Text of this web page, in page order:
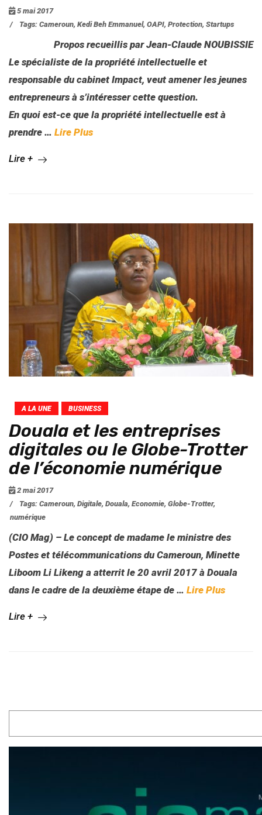
5 mai 2017
/
Tags: Cameroun, Kedi Beh Emmanuel, OAPI, Protection, Startups
Propos recueillis parJean-Claude NOUBISSIE
Le spécialiste de la propriété intellectuelle et
responsable du cabinet Impact, veut amener les jeunes
entrepreneurs à s’intéresser cette question.
En quoi est-ce que la propriété intellectuelle est à
prendre … Lire Plus
Lire +
A LA UNE BUSINESS
Douala et les entreprises
digitales ou le Globe-Trotter
de l’économie numérique
2 mai 2017
/
Tags: Cameroun, Digitale, Douala, Economie, Globe-Trotter,
numérique
(CIO Mag) – Le concept de madame le ministre des
Postes et télécommunications du Cameroun, Minette
Liboom Li Likeng a atterrit le 20 avril 2017 à Douala
dans le cadre de la deuxième étape de … Lire Plus
Lire +